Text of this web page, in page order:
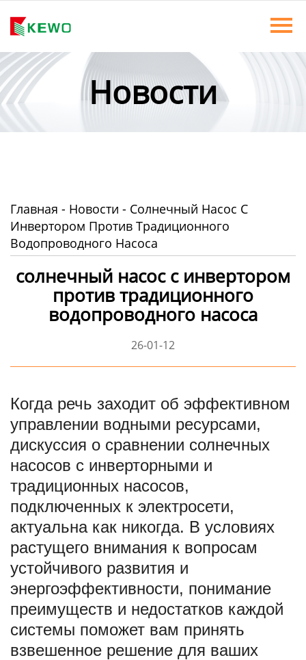
Главная
Продукты
Новости Новости
Главная - Новости - Солнечный Насос С
Инвертором Против Традиционного
Водопроводного Насоса
солнечный насос с инвертором
против традиционного
водопроводного насоса
26-01-12
Когда речь заходит об эффективном
управлении водными ресурсами,
дискуссия о сравнении солнечных
насосов с инверторными и
традиционных насосов,
подключенных к электросети,
актуальна как никогда. В условиях
растущего внимания к вопросам
устойчивого развития и
энергоэффективности, понимание
преимуществ и недостатков каждой
системы поможет вам принять
взвешенное решение для ваших